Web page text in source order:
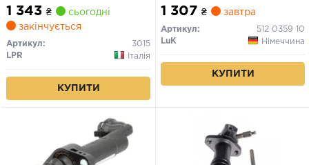
1 343 ₴
сьогодні
закінчується
Артикул:
3015
LPR
Італія
КУПИТИ
1 307 ₴ завтра
Артикул:
512 0359 10
LuK
Німеччина
КУПИТИ